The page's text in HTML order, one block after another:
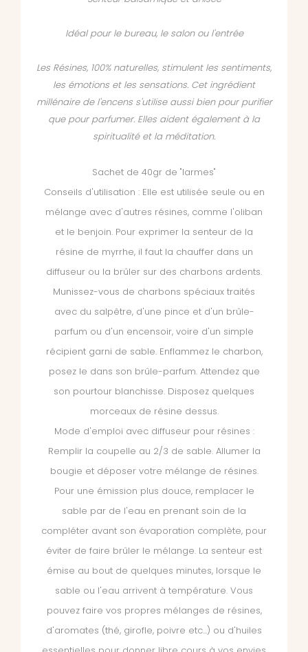
Idéal pour le bureau, le salon ou l'entrée
Les Résines, 100% naturelles, stimulent les sentiments,
les émotions et les sensations. Cet ingrédient
millénaire de l'encens s'utilise aussi bien pour purifier
que pour parfumer. Elles aident également à la
spiritualité et la méditation.
Sachet de 40gr de "larmes"
Conseils d'utilisation : Elle est utilisée seule ou en
mélange avec d'autres résines, comme l'oliban
et le benjoin. Pour exprimer la senteur de la
résine de myrrhe, il faut la chauffer dans un
diffuseur ou la brûler sur des charbons ardents.
Munissez-vous de charbons spéciaux traités
avec du salpêtre, d'une pince et d'un brûle-
parfum ou d'un encensoir, voire d'un simple
récipient garni de sable. Enflammez le charbon,
posez le dans son brûle-parfum. Attendez que
son pourtour blanchisse. Disposez quelques
morceaux de résine dessus.
Mode d'emploi avec diffuseur pour résines :
Remplir la coupelle au 2/3 de sable. Allumer la
bougie et déposer votre mélange de résines.
Pour une émission plus douce, remplacer le
sable par de l'eau en prenant soin de la
compléter avant son évaporation complète, pour
éviter de faire brûler le mélange. La senteur est
émise au bout de quelques minutes, lorsque le
sable ou l'eau arrivent à température. Vous
pouvez faire vos propres mélanges de résines,
d'aromates (thé, girofle, poivre etc...) ou d'huiles